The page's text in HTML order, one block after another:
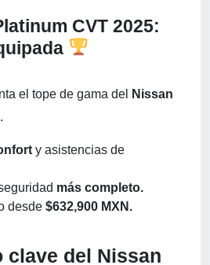
CVT 2025:
el tope de gama del
Nissan
y asistencias de
más completo.
desde $632,900 MXN.
clave del Nissan